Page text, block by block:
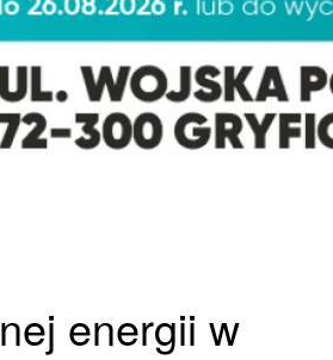
energii w